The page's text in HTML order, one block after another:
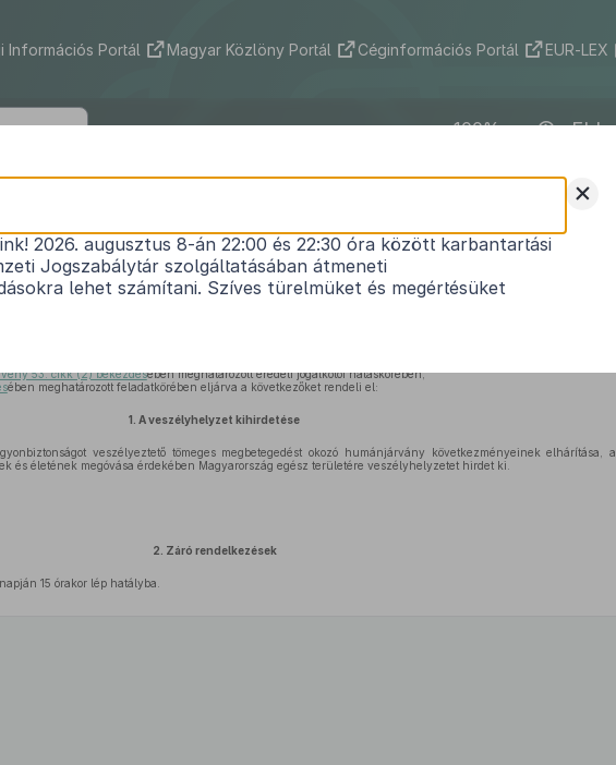
Információs Portál Magyar Közlöny Portál Céginformációs Portál EUR-LEX
ELI
40/2020. (III. 11.) Korm. rendelet
veszélyhelyzet kihirdetéséről1
Hatályos: 2020. 03. 26. 15:00 – 2020. 06. 17.
53. cikk (2) bekezdésében meghatározott eredeti jogalkotói hatáskörében,
ében meghatározott feladatkörében eljárva a következőket rendeli el:
1. A veszélyhelyzet kihirdetése
veszélyeztető tömeges megbetegedést okozó humánjárvány következményeinek elhárítása, a
és életének megóvása érdekében Magyarország egész területére veszélyhelyzetet hirdet ki.
2. Záró rendelkezések
15 órakor lép hatályba.
+
2026. augusztus 8-án 22:00 és 22:30 óra között karbantartási
Jogszabálytár szolgáltatásában átmeneti
lehet számítani. Szíves türelmüket és megértésüket